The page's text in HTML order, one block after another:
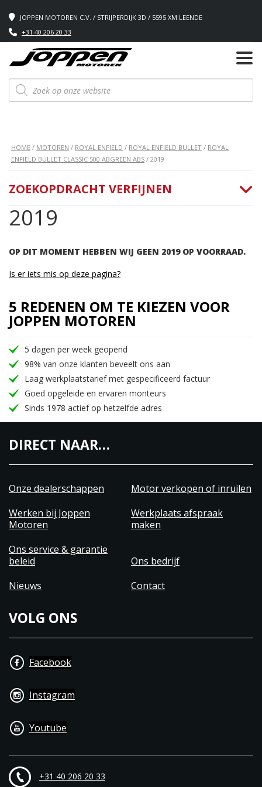
JOPPEN MOTOREN C.V. / STRIJPERDIJK 3D / 5595 XM LEENDE
+31 40 206 20 33
Producten
zoeken
HOME / MOTOREN / ROYAL ENFIELD / ROYAL ENFIELD BULLET / ROYAL
ENFIELD BULLET CLASSIC 500 ABGREEN ABS / 2019
2019
OP DIT MOMENT HEBBEN WIJ GEEN 2019 OP VOORRAAD.
ZOEKOPDRACHT VERFIJNEN
Is er iets mis op deze pagina?
5 REDENEN OM TE KIEZEN VOOR
JOPPEN MOTOREN
5 dagen per week geopend
98% van onze klanten beveelt ons aan
Laag werkplaatstarief met gespecificeerd factuur
Goed opgeleide en ervaren monteurs
Sinds 1978 actief op hetzelfde adres
DIRECT NAAR…
Onze dealerschappen
Motor verkopen of inruilen
Werken bij Joppen
Motoren
Werkplaats afspraak
maken
Ons service & garantie
beleid
Ons bedrijf
Nieuws
Contact
VOLG ONS
Facebook
Instagram
Youtube
+31 40 206 20 33